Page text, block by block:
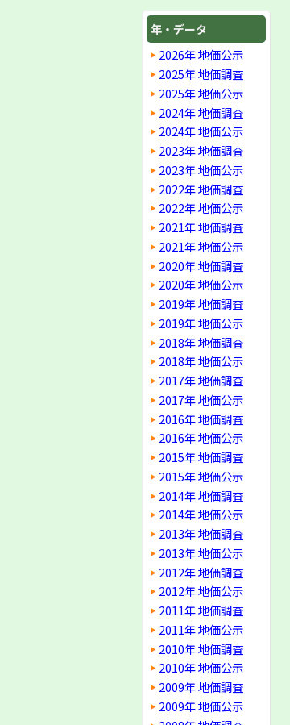
年・データ
2026年 地価公示
2025年 地価調査
2025年 地価公示
2024年 地価調査
2024年 地価公示
2023年 地価調査
2023年 地価公示
2022年 地価調査
2022年 地価公示
2021年 地価調査
2021年 地価公示
2020年 地価調査
2020年 地価公示
2019年 地価調査
2019年 地価公示
2018年 地価調査
2018年 地価公示
2017年 地価調査
2017年 地価公示
2016年 地価調査
2016年 地価公示
2015年 地価調査
2015年 地価公示
2014年 地価調査
2014年 地価公示
2013年 地価調査
2013年 地価公示
2012年 地価調査
2012年 地価公示
2011年 地価調査
2011年 地価公示
2010年 地価調査
2010年 地価公示
2009年 地価調査
2009年 地価公示